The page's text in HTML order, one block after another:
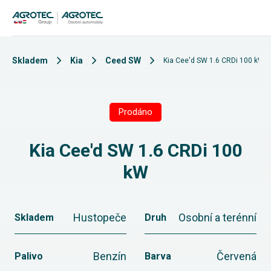
Skladem Kia Ceed SW Kia Cee'd SW 1.6 CRDi 100 kW
Prodáno
Kia Cee'd SW 1.6 CRDi 100
kW
Skladem Hustopeče Druh Osobní a terénní
Palivo Benzín Barva Červená